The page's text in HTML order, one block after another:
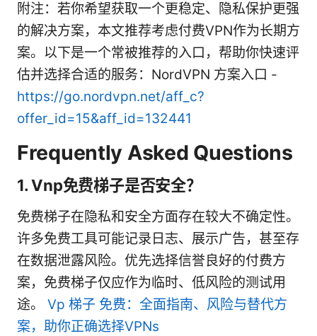
附注：若你希望获取一个更稳定、隐私保护更强
的解决方案，本文推荐考虑付费VPN作为长期方
案。以下是一个常被推荐的入口，帮助你快速评
估并选择合适的服务：NordVPN 方案入口 -
https://go.nordvpn.net/aff_c?
offer_id=15&aff_id=132441
Frequently Asked Questions
1. Vnp免费梯子是否安全？
免费梯子在隐私和安全方面存在较大不确定性。
许多免费工具可能记录日志、展示广告，甚至存
在数据泄露风险。优先选择信誉良好的付费方
案，免费梯子仅应作为临时、低风险的测试用
途。 Vp 梯子 免费：全面指南、风险与替代方
案，助你正确选择VPNs